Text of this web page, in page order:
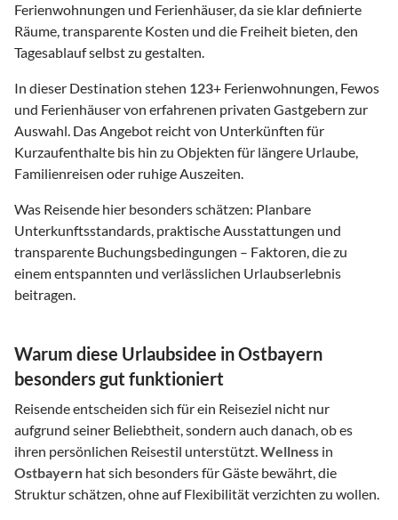
Ferienwohnungen und Ferienhäuser, da sie klar definierte
Räume, transparente Kosten und die Freiheit bieten, den
Tagesablauf selbst zu gestalten.
In dieser Destination stehen 123+ Ferienwohnungen, Fewos
und Ferienhäuser von erfahrenen privaten Gastgebern zur
Auswahl. Das Angebot reicht von Unterkünften für
Kurzaufenthalte bis hin zu Objekten für längere Urlaube,
Familienreisen oder ruhige Auszeiten.
Was Reisende hier besonders schätzen: Planbare
Unterkunftsstandards, praktische Ausstattungen und
transparente Buchungsbedingungen – Faktoren, die zu
einem entspannten und verlässlichen Urlaubserlebnis
beitragen.
Warum diese Urlaubsidee in Ostbayern
besonders gut funktioniert
Reisende entscheiden sich für ein Reiseziel nicht nur
aufgrund seiner Beliebtheit, sondern auch danach, ob es
ihren persönlichen Reisestil unterstützt.Wellness in
Ostbayern hat sich besonders für Gäste bewährt, die
Struktur schätzen, ohne auf Flexibilität verzichten zu wollen.